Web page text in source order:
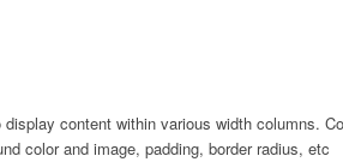
content within various width columns.
color and image, padding, border radius, etc